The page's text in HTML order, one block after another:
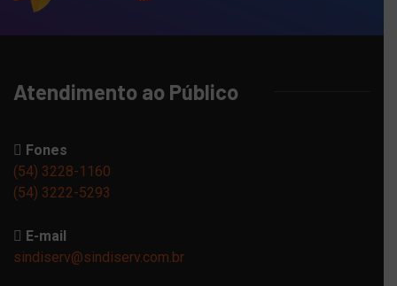
Atendimento ao Público
Fones
(54) 3228-1160
(54) 3222-5293
E-mail
sindiserv@sindiserv.com.br